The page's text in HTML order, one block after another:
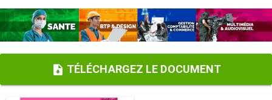
TÉLÉCHARGEZ LE DOCUMENT